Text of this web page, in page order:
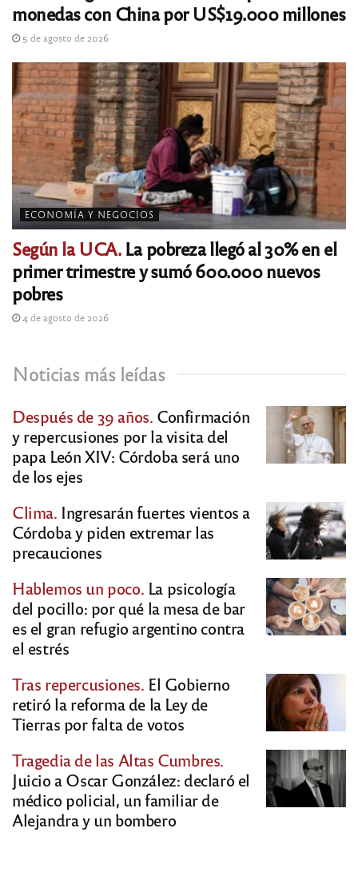
monedas con China por US$19.000 millones
5 de agosto de 2026
ECONOMÍA Y NEGOCIOS
Según la UCA.La pobreza llegó al 30% en el
primer trimestre y sumó 600.000 nuevos
pobres
4 de agosto de 2026
Noticias más leídas
Después de 39 años. Confirmación
y repercusiones por la visita del
papa León XIV: Córdoba será uno
de los ejes
Clima. Ingresarán fuertes vientos a
Córdoba y piden extremar las
precauciones
Hablemos un poco. La psicología
del pocillo: por qué la mesa de bar
es el gran refugio argentino contra
el estrés
Tras repercusiones. El Gobierno
retiró la reforma de la Ley de
Tierras por falta de votos
Tragedia de las Altas Cumbres.
Juicio a Oscar González: declaró el
médico policial, un familiar de
Alejandra y un bombero